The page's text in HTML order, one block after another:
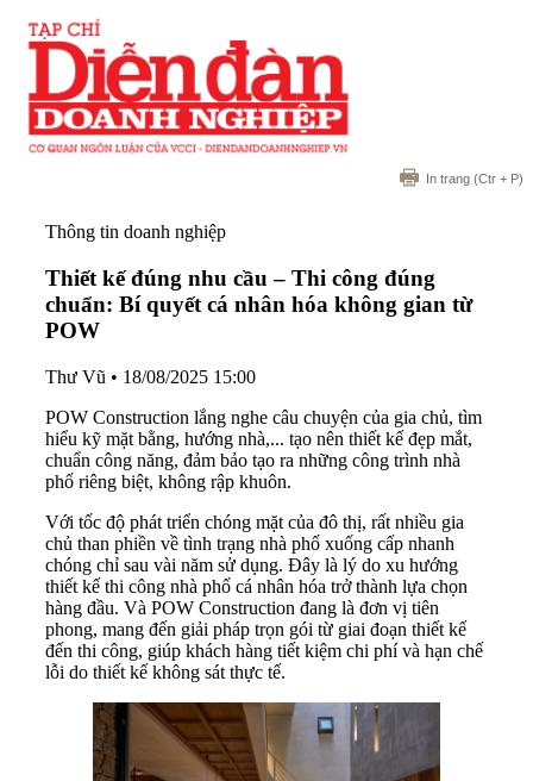
In trang (Ctr + P)
Thông tin doanh nghiệp
Thiết kế đúng nhu cầu – Thi công đúng
chuẩn: Bí quyết cá nhân hóa không gian từ
POW
Thư Vũ • 18/08/2025 15:00
POW Construction lắng nghe câu chuyện của gia chủ, tìm
hiểu kỹ mặt bằng, hướng nhà,... tạo nên thiết kế đẹp mắt,
chuẩn công năng, đảm bảo tạo ra những công trình nhà
phố riêng biệt, không rập khuôn.
Với tốc độ phát triển chóng mặt của đô thị, rất nhiều gia
chủ than phiền về tình trạng nhà phố xuống cấp nhanh
chóng chỉ sau vài năm sử dụng. Đây là lý do xu hướng
thiết kế thi công nhà phố cá nhân hóa trở thành lựa chọn
hàng đầu. Và POW Construction đang là đơn vị tiên
phong, mang đến giải pháp trọn gói từ giai đoạn thiết kế
đến thi công, giúp khách hàng tiết kiệm chi phí và hạn chế
lỗi do thiết kế không sát thực tế.